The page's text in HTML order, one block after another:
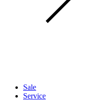
Sale
Service